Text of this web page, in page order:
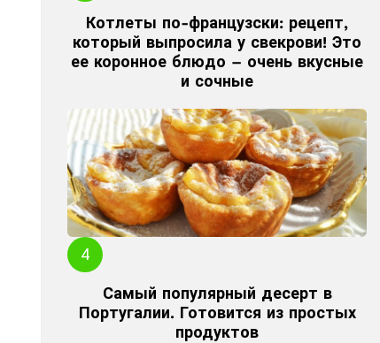
Котлеты по-французски: рецепт,
который выпросила у свекрови! Это
ее коронное блюдо – очень вкусные
и сочные
Самый популярный десерт в
Португалии. Готовится из простых
продуктов